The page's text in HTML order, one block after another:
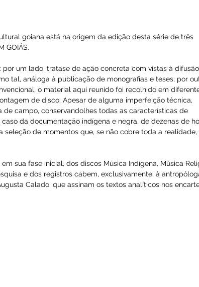
EM GOIÁS.
por um lado, tratase de ação concreta
e, como tal, análoga à publicação de